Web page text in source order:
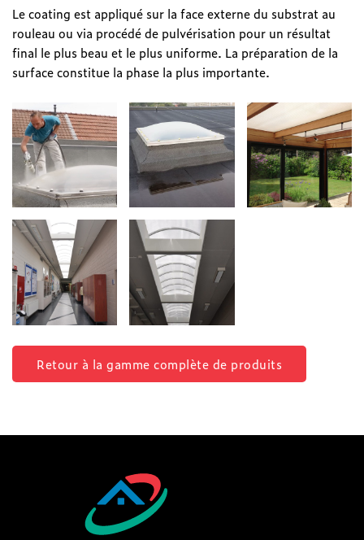
Le coating est appliqué sur la face externe du substrat au
rouleau ou via procédé de pulvérisation pour un résultat
final le plus beau et le plus uniforme. La préparation de la
surface constitue la phase la plus importante.
Retour à la gamme complète de produits